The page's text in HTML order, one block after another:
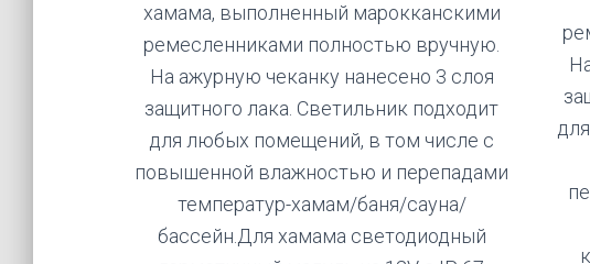
хамама, выполненный марокканскими
ремесленниками полностью вручную.
На ажурную чеканку нанесено 3 слоя
защитного лака. Светильник подходит
для любых помещений, в том числе с
повышенной влажностью и перепадами
температур-хамам/баня/сауна/
бассейн.Для хамама светодиодный